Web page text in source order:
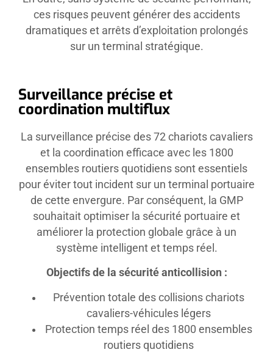
ces risques peuvent générer des accidents
dramatiques et arrêts d’exploitation prolongés
sur un terminal stratégique.
Surveillance précise et
coordination multiflux
La surveillance précise des 72 chariots cavaliers
et la coordination efficace avec les 1800
ensembles routiers quotidiens sont essentiels
pour éviter tout incident sur un terminal portuaire
de cette envergure. Par conséquent, la GMP
souhaitait optimiser la sécurité portuaire et
améliorer la protection globale grâce à un
système intelligent et temps réel.
Objectifs de la sécurité anticollision :
Prévention totale des collisions chariots
cavaliers-véhicules légers
Protection temps réel des 1800 ensembles
routiers quotidiens